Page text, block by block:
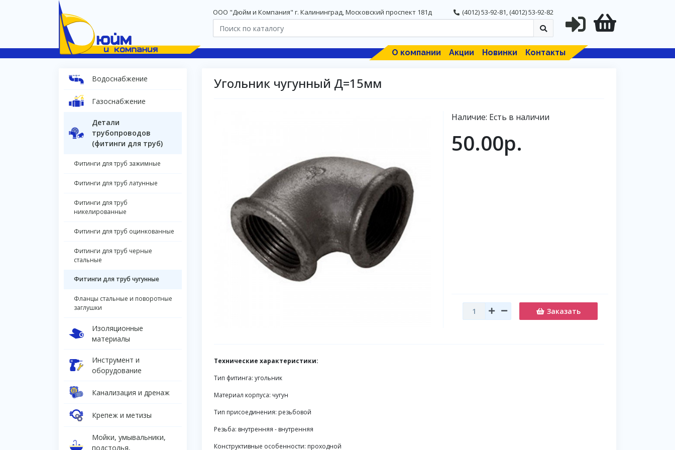
OOO "Дюйм и Компания" г. Калининград, Московский проспект 181д (4012) 53-92-81,(4012) 53-92-82
О компании Акции Новинки Контакты
Водоснабжение
Газоснабжение
Детали
трубопроводов
(фитинги для труб)
Фитинги для труб зажимные
Фитинги для труб латунные
Фитинги для труб
никелированные
Фитинги для труб оцинкованные
Фитинги для труб черные
стальные
Фитинги для труб чугунные
Фланцы стальные и поворотные
заглушки
Изоляционные
материалы
Инструмент и
оборудование
Канализация и дренаж
Крепеж и метизы
Мойки, умывальники,
подстолья,
Угольник чугунный Д=15мм
Наличие: Есть в наличии
50.00р.
Заказать
Технические характеристики:
Тип фитинга: угольник
Материал корпуса: чугун
Тип присоединения: резьбовой
Резьба: внутренняя - внутренняя
Конструктивные особенности: проходной